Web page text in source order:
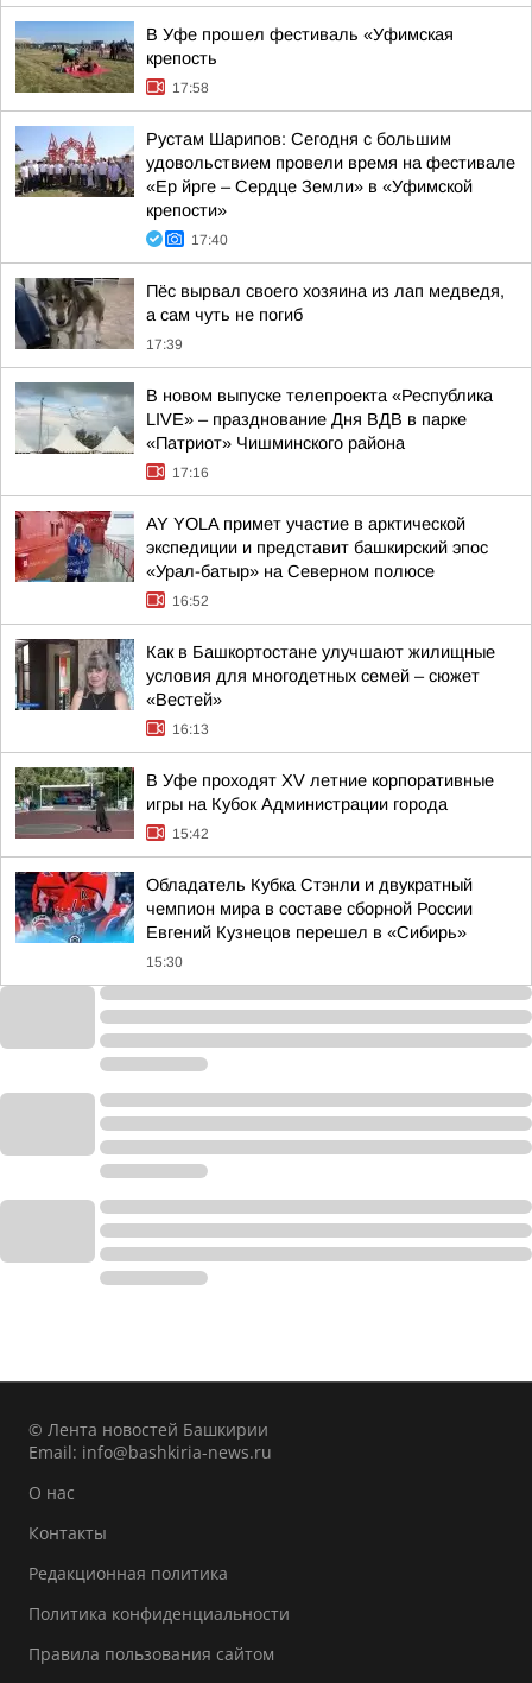
В Уфе прошел фестиваль «Уфимская
крепость
17:58
Рустам Шарипов: Сегодня с большим
удовольствием провели время на фестивале
«Ер йрге – Сердце Земли» в «Уфимской
крепости»
17:40
Пёс вырвал своего хозяина из лап медведя,
а сам чуть не погиб
17:39
В новом выпуске телепроекта «Республика
LIVE» – празднование Дня ВДВ в парке
«Патриот» Чишминского района
17:16
AY YOLA примет участие в арктической
экспедиции и представит башкирский эпос
«Урал-батыр» на Северном полюсе
16:52
Как в Башкортостане улучшают жилищные
условия для многодетных семей – сюжет
«Вестей»
16:13
В Уфе проходят XV летние корпоративные
игры на Кубок Администрации города
15:42
Обладатель Кубка Стэнли и двукратный
чемпион мира в составе сборной России
Евгений Кузнецов перешел в «Сибирь»
15:30
© Лента новостей Башкирии
Email: info@bashkiria-news.ru
О нас
Контакты
Редакционная политика
Политика конфиденциальности
Правила пользования сайтом